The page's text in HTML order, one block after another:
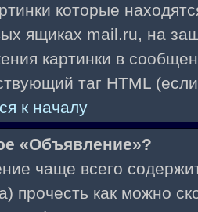
которые
ящиках mail.ru, на
картинки в
таг HTML
к началу
«Объявление»?
чаще всего
прочесть как можно